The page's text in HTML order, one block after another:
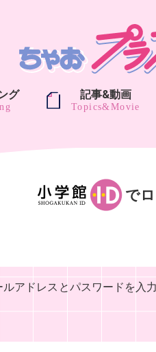
グ 記事&動画
で
ルアドレスとパスワードを入